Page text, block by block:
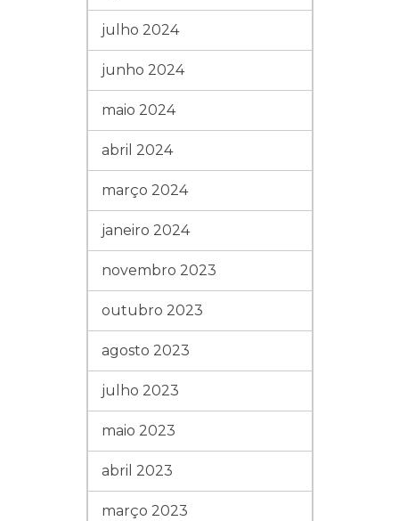
julho 2024
junho 2024
maio 2024
abril 2024
março 2024
janeiro 2024
novembro 2023
outubro 2023
agosto 2023
julho 2023
maio 2023
abril 2023
março 2023